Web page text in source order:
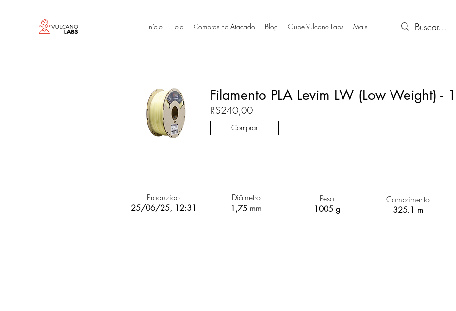
Início Loja Compras no Atacado Blog Clube Vulcano Labs Mais
Filamento PLA Levim LW (Low Weight) -
R$240,00
Comprar
Produzido
25/06/25, 12:31
Diâmetro
1,75 mm
Peso
1005 g
Comprimento
325.1 m